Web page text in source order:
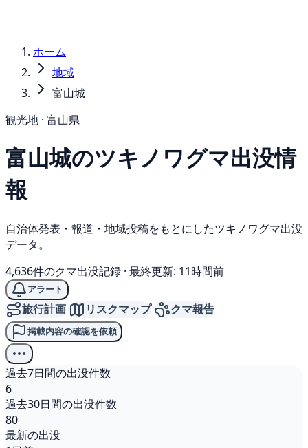
ホーム
地域
富山城
観光地 · 富山県
富山城のツキノワグマ出没情
報
自治体発表・報道・地域投稿をもとにしたツキノワグマ出没
データ。
4,636件のクマ出没記録 · 最終更新: 11時間前
アラート
旅行計画 リスクマップ クマ報告
掲載内容の確認を依頼
過去7日間の出没件数
6
過去30日間の出没件数
80
最新の出没